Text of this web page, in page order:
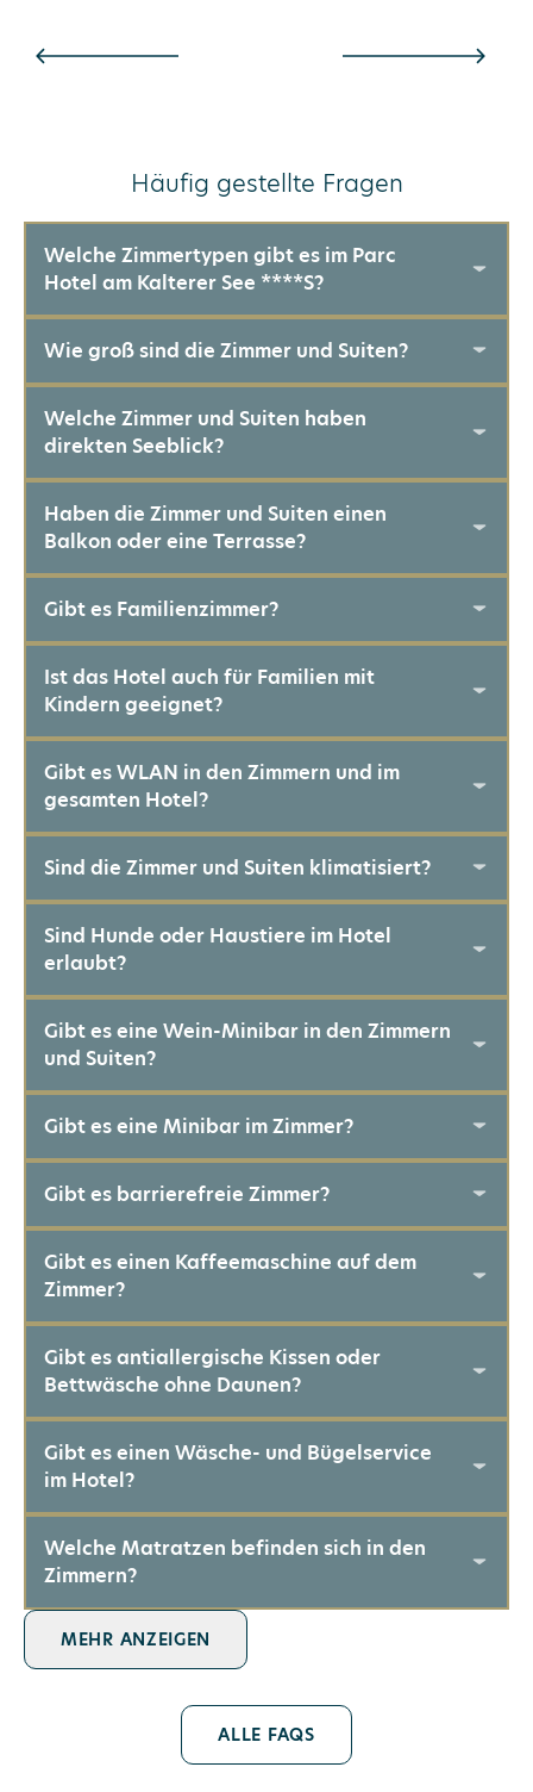
Häufig gestellte Fragen
Welche Zimmertypen gibt es im Parc
Hotel am Kalterer See ****S?
Wie groß sind die Zimmer und Suiten?
Welche Zimmer und Suiten haben
direkten Seeblick?
Haben die Zimmer und Suiten einen
Balkon oder eine Terrasse?
Gibt es Familienzimmer?
Ist das Hotel auch für Familien mit
Kindern geeignet?
Gibt es WLAN in den Zimmern und im
gesamten Hotel?
Sind die Zimmer und Suiten klimatisiert?
Sind Hunde oder Haustiere im Hotel
erlaubt?
Gibt es eine Wein-Minibar in den Zimmern
und Suiten?
Gibt es eine Minibar im Zimmer?
Gibt es barrierefreie Zimmer?
Gibt es einen Kaffeemaschine auf dem
Zimmer?
Gibt es antiallergische Kissen oder
Bettwäsche ohne Daunen?
Gibt es einen Wäsche- und Bügelservice
im Hotel?
Welche Matratzen befinden sich in den
Zimmern?
MEHR ANZEIGEN
ALLE FAQS